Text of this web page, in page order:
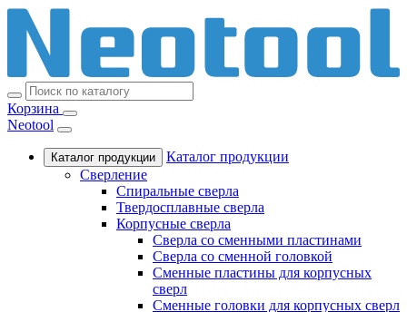
Корзина
Neotool
Каталог продукции
Каталог продукции
Сверление
Спиральные сверла
Твердосплавные сверла
Корпусные сверла
Сверла со сменными пластинами
Сверла со сменной головкой
Сменные пластины для корпусных
сверл
Сменные головки для корпусных сверл